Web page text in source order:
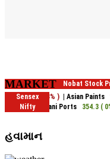
MARKET
હવામાન